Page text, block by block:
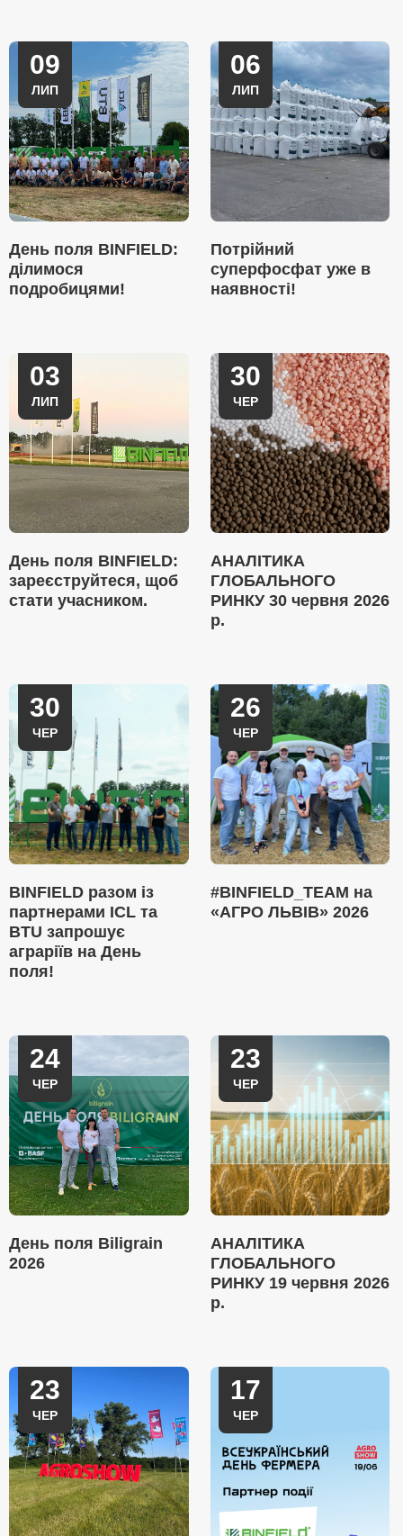
09
ЛИП
День поля BINFIELD:
ділимося
подробицями!
06
ЛИП
Потрійний
суперфосфат уже в
наявності!
03
ЛИП
День поля BINFIELD:
зареєструйтеся, щоб
стати учасником.
30
ЧЕР
АНАЛІТИКА
ГЛОБАЛЬНОГО
РИНКУ 30 червня 2026
р.
30
ЧЕР
BINFIELD разом із
партнерами ICL та
BTU запрошує
аграріїв на День
поля!
26
ЧЕР
#BINFIELD_TEAM на
«АГРО ЛЬВІВ» 2026
24
ЧЕР
День поля Biligrain
2026
23
ЧЕР
АНАЛІТИКА
ГЛОБАЛЬНОГО
РИНКУ 19 червня 2026
р.
23
ЧЕР
17
ЧЕР